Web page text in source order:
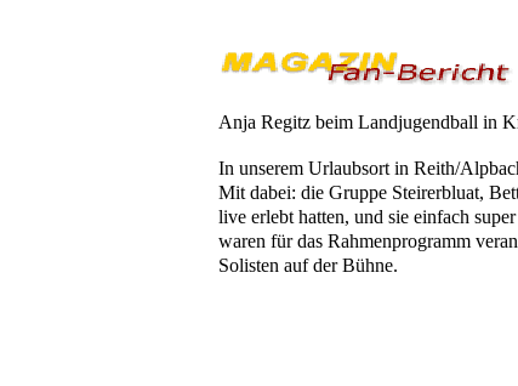
Anja Regitz beim Landjugendball in
In unserem Urlaubsort in Reith/
Mit dabei: die Gruppe Steirerbluat,
live erlebt hatten, und sie einfach
waren für das Rahmenprogramm
Solisten auf der Bühne.